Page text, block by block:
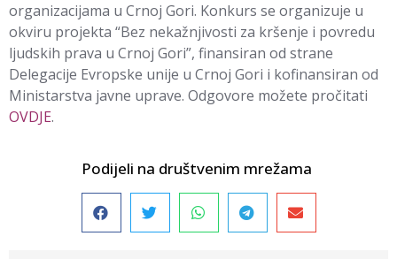
organizacijama u Crnoj Gori. Konkurs se organizuje u
okviru projekta “Bez nekažnjivosti za kršenje i povredu
ljudskih prava u Crnoj Gori”, finansiran od strane
Delegacije Evropske unije u Crnoj Gori i kofinansiran od
Ministarstva javne uprave. Odgovore možete pročitati
OVDJE.
Podijeli na društvenim mrežama